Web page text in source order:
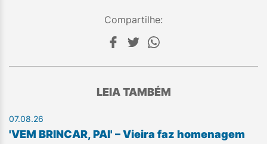
Compartilhe:
LEIA TAMBÉM
07.08.26
'VEM BRINCAR, PAI' – Vieira faz homenagem